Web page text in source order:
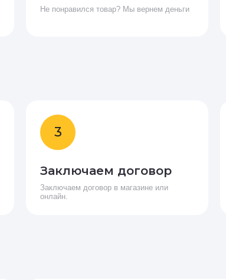
Не понравился товар? Мы вернем деньги
3
Заключаем договор
Заключаем договор в магазине или
онлайн.